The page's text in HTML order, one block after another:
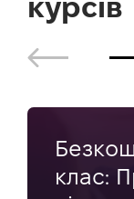
курсів
клас: